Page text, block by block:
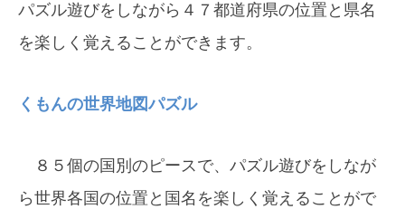
パズル遊びをしながら４７都道府県の位置と県名
を楽しく覚えることができます。
くもんの世界地図パズル
８５個の国別のピースで、パズル遊びをしなが
ら世界各国の位置と国名を楽しく覚えることがで